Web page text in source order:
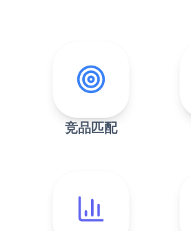
竞品匹配